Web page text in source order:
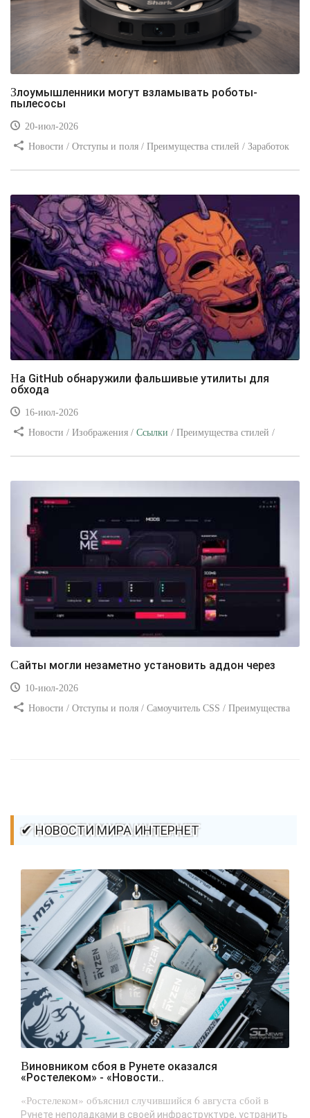
Злоумышленники могут взламывать роботы-
пылесосы
20-июл-2026
Новости / Отступы и поля / Преимущества стилей / Заработок
На GitHub обнаружили фальшивые утилиты для
обхода
16-июл-2026
Новости / Изображения / Ссылки / Преимущества стилей /
Сайты могли незаметно установить аддон через
10-июл-2026
Новости / Отступы и поля / Самоучитель CSS / Преимущества
✔ НОВОСТИ МИРА ИНТЕРНЕТ
Виновником сбоя в Рунете оказался
«Ростелеком» - «Новости..
«Ростелеком» объяснил случившийся 6 августа сбой в
Рунете неполадками в своей инфраструктуре, устранить